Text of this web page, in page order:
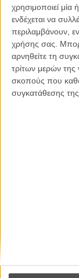
χρησιμοποιεί μία
ενδέχεται να
περιλαμβάνουν,
χρήσης σας.
αρνηθείτε τη
τρίτων μερών της
σκοπούς που
συγκατάθεσης
Βιμ Βέντερς
Η επιτυχία
καλύτερο, δεν
απλώς ένα
συναίσθημα.»